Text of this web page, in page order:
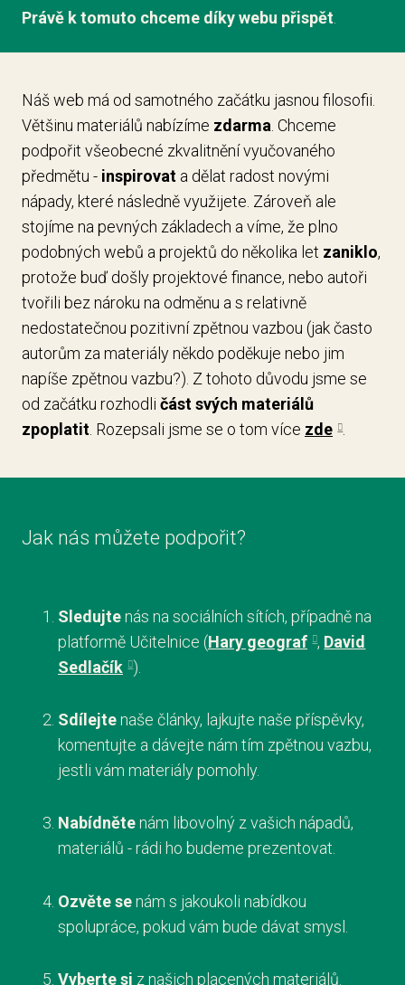
Právě k tomuto chceme díky webu přispět
Náš web má od samotného začátku jasnou filosofii.
Většinu materiálů nabízíme zdarma . Chceme
podpořit všeobecné zkvalitnění vyučovaného
předmětu - inspirovat a dělat radost novými
nápady, které následně využijete. Zároveň ale
stojíme na pevných základech a víme, že plno
podobných webů a projektů do několika let zaniklo,
protože buď došly projektové finance, nebo autoři
tvořili bez nároku na odměnu a s relativně
nedostatečnou pozitivní zpětnou vazbou (jak často
autorům za materiály někdo poděkuje nebo jim
napíše zpětnou vazbu?). Z tohoto důvodu jsme se
od začátku rozhodli část svých materiálů
zpoplatit . Rozepsali jsme se o tom více zde .
Jak nás můžete podpořit?
Sledujtenás na sociálních sítích, případně na
platformě Učitelnice (Hary geograf , David
Sedlačík ).
Sdílejtenaše články, lajkujte naše příspěvky,
komentujte a dávejte nám tím zpětnou vazbu,
jestli vám materiály pomohly.
Nabídnětenám libovolný z vašich nápadů,
materiálů - rádi ho budeme prezentovat.
Ozvěte senám s jakoukoli nabídkou
spolupráce, pokud vám bude dávat smysl.
Vybertesi z našich placených materiálů.